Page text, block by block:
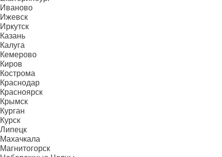
Иваново
Ижевск
Иркутск
Казань
Калуга
Кемерово
Киров
Кострома
Краснодар
Красноярск
Крымск
Курган
Курск
Липецк
Махачкала
Магнитогорск